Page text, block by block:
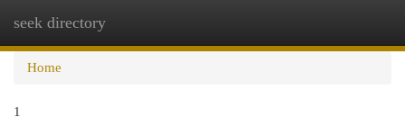
seek directory
Home
1